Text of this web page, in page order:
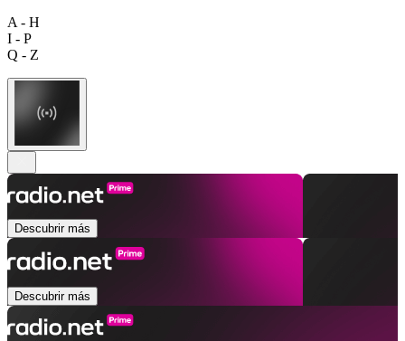
A - H
I - P
Q - Z
Descubrir más
Descubrir más